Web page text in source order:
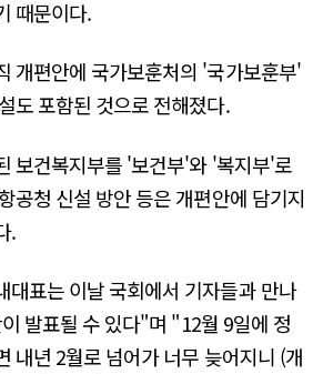
때문이다.
개편안에 국가보훈처의 '국가보훈부'
도 포함된 것으로 전해졌다.
보건복지부를 '보건부'와 '복지부'로
공청 신설 방안 등은 개편안에 담기지
.
대표는 이날 국회에서 기자들과 만나
발표될 수 있다"며 "12월 9일에 정
내년 2월로 넘어가 너무 늦어지니 (개